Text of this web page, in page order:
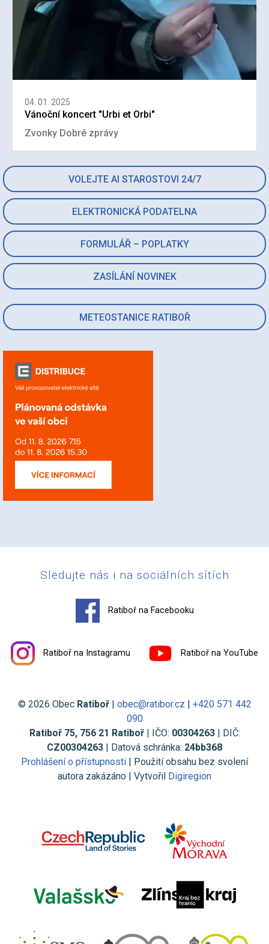
VOLEJTE AI STAROSTOVI 24/7
ELEKTRONICKÁ PODATELNA
FORMULÁŘ – POPLATKY
ZASÍLÁNÍ NOVINEK
METEOSTANICE RATIBOŘ
04. 01. 2025
Vánoční koncert "Urbi et Orbi"
Zvonky Dobré zprávy
Sledujte nás i na sociálních sítích
Ratiboř na Facebooku
Ratiboř na Instagramu Ratiboř na YouTube
© 2026 Obec Ratiboř| obec@ratibor.cz | +420 571 442
090
Ratiboř 75, 756 21 Ratiboř| IČO: 00304263| DIČ:
CZ00304263 | Datová schránka: 24bb368
Prohlášení o přístupnosti | Použití obsahu bez svolení
autora zakázáno | Vytvořil Digiregion